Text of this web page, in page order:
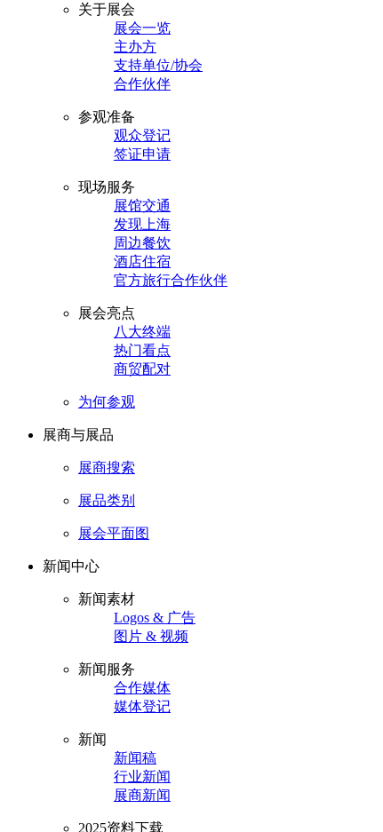
关于展会
展会一览
主办方
支持单位/协会
合作伙伴
参观准备
观众登记
签证申请
现场服务
展馆交通
发现上海
周边餐饮
酒店住宿
官方旅行合作伙伴
展会亮点
八大终端
热门看点
商贸配对
为何参观
展商与展品
展商搜索
展品类别
展会平面图
新闻中心
新闻素材
Logos & 广告
图片 & 视频
新闻服务
合作媒体
媒体登记
新闻
新闻稿
行业新闻
展商新闻
2025资料下载